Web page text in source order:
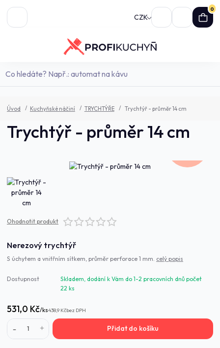
CZK
0
Úvod Kuchyňské náčiní TRYCHTÝŘE Trychtýř - průměr 14 cm
Trychtýř - průměr 14 cm
Ohodnotit produkt
Nerezový trychtýř
S úchytem a vnitřním sítkem, průměr perforace 1 mm. celý popis
Dostupnost
Skladem, dodání k Vám do 1-2 pracovních dnů počet
22 ks
531,0 Kč/ks438,9 Kčbez DPH
Přidat do košíku